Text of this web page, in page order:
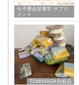
分子整合栄養学 サプリ
メント
TOMINAGA化粧品